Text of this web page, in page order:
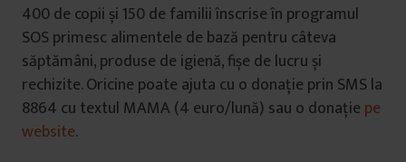
400 de copii și 150 de familii înscrise în programul
SOS primesc alimentele de bază pentru câteva
săptămâni, produse de igienă, fișe de lucru și
rechizite. Oricine poate ajuta cu o donație prin SMS la
8864 cu textul MAMA (4 euro/lună) sau o donație pe
website.